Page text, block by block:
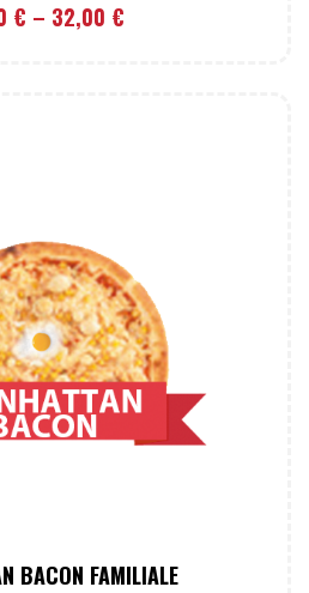
€ – 32,00 €
BACON FAMILIALE